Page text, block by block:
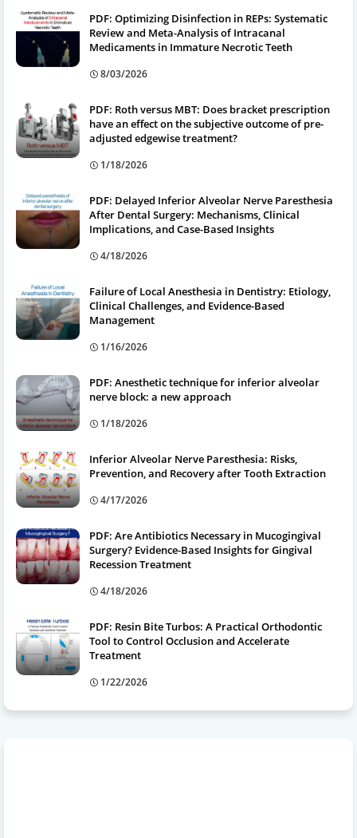
PDF: Optimizing Disinfection in REPs: Systematic
Review and Meta-Analysis of Intracanal
Medicaments in Immature Necrotic Teeth
8/03/2026
PDF: Roth versus MBT: Does bracket prescription
have an effect on the subjective outcome of pre-
adjusted edgewise treatment?
1/18/2026
PDF: Delayed Inferior Alveolar Nerve Paresthesia
After Dental Surgery: Mechanisms, Clinical
Implications, and Case-Based Insights
4/18/2026
Failure of Local Anesthesia in Dentistry: Etiology,
Clinical Challenges, and Evidence-Based
Management
1/16/2026
PDF: Anesthetic technique for inferior alveolar
nerve block: a new approach
1/18/2026
Inferior Alveolar Nerve Paresthesia: Risks,
Prevention, and Recovery after Tooth Extraction
4/17/2026
PDF: Are Antibiotics Necessary in Mucogingival
Surgery? Evidence-Based Insights for Gingival
Recession Treatment
4/18/2026
PDF: Resin Bite Turbos: A Practical Orthodontic
Tool to Control Occlusion and Accelerate
Treatment
1/22/2026